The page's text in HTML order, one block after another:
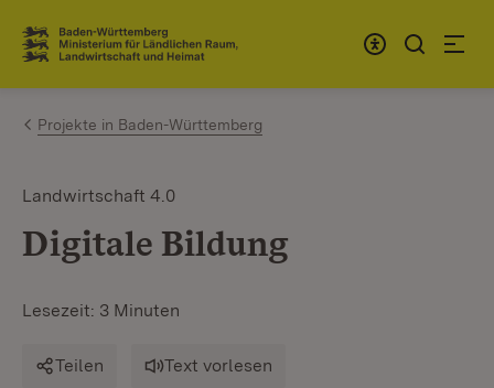
Zum Inhalt springen
Link zur Startseite
Projekte in Baden-Württemberg
Landwirtschaft 4.0
Digitale Bildung
Lesezeit: 3 Minuten
Teilen Text vorlesen